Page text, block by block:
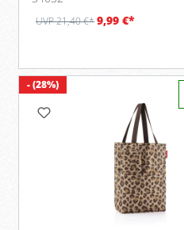
UVP 21,40 €*9,99 €*
- (28%)